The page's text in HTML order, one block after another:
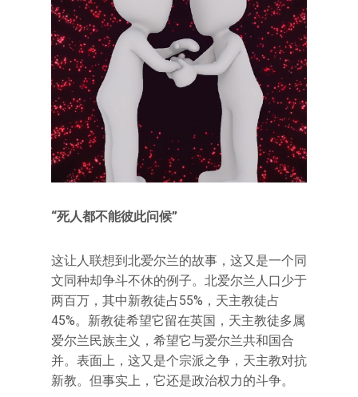
“死人都不能彼此问候”
这让人联想到北爱尔兰的故事，这又是一个同
文同种却争斗不休的例子。北爱尔兰人口少于
两百万，其中新教徒占55%，天主教徒占
45%。新教徒希望它留在英国，天主教徒多属
爱尔兰民族主义，希望它与爱尔兰共和国合
并。表面上，这又是个宗派之争，天主教对抗
新教。但事实上，它还是政治权力的斗争。